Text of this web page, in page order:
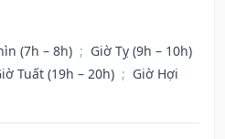
(7h – 8h) ; Giờ Tỵ (9h – 10h)
Tuất (19h – 20h) ; Giờ Hợi